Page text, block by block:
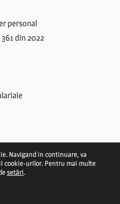
personal
din 2022
Străoane 2019
Navigand in continuare, va
cookie-urilor. Pentru mai multe
setări.